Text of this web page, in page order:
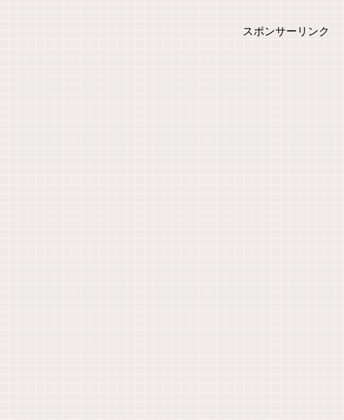
スポンサーリンク